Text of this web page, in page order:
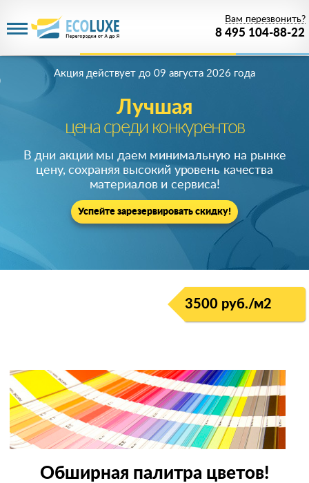
8 495 104-88-22
Вам перезвонить?
Лучшая
цена среди конкурентов
Акция действует до 09 августа 2026 года
В дни акции мы даем минимальную на рынке
цену, сохраняя высокий уровень качества
материалов и сервиса!
Успейте зарезервировать скидку!
3500 руб./м2
Обширная палитра цветов!